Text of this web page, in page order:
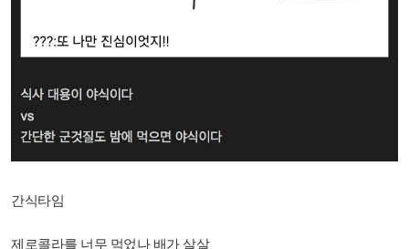
간식타임
제로콜라를 너무 먹었나 배가 살살